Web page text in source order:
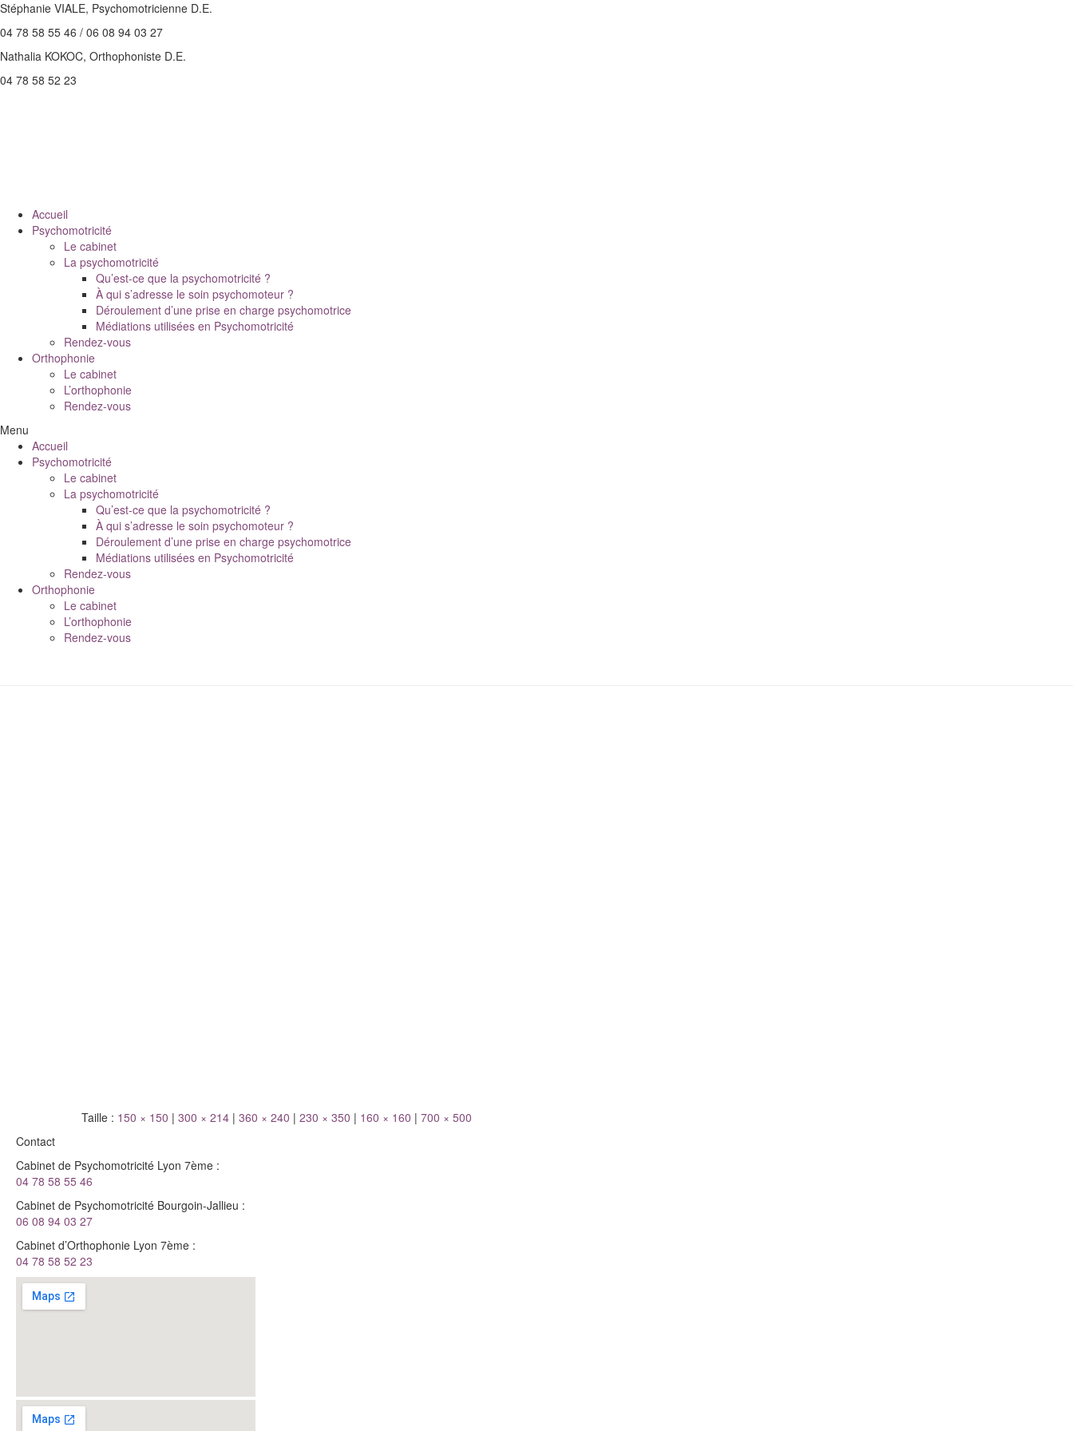
Stéphanie VIALE, Psychomotricienne D.E.
04 78 58 55 46 / 06 08 94 03 27
Nathalia KOKOC, Orthophoniste D.E.
04 78 58 52 23
Accueil
Psychomotricité
Le cabinet
La psychomotricité
Qu’est-ce que la psychomotricité ?
À qui s’adresse le soin psychomoteur ?
Déroulement d’une prise en charge psychomotrice
Médiations utilisées en Psychomotricité
Rendez-vous
Orthophonie
Le cabinet
L’orthophonie
Rendez-vous
Menu
Accueil
Psychomotricité
Le cabinet
La psychomotricité
Qu’est-ce que la psychomotricité ?
À qui s’adresse le soin psychomoteur ?
Déroulement d’une prise en charge psychomotrice
Médiations utilisées en Psychomotricité
Rendez-vous
Orthophonie
Le cabinet
L’orthophonie
Rendez-vous
Taille : 150 × 150 | 300 × 214 | 360 × 240 | 230 × 350 | 160 × 160 | 700 × 500
Contact
Cabinet de Psychomotricité Lyon 7ème :
04 78 58 55 46
Cabinet de Psychomotricité Bourgoin-Jallieu :
06 08 94 03 27
Cabinet d’Orthophonie Lyon 7ème :
04 78 58 52 23